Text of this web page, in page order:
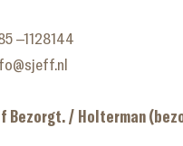
–1128144
Bezorgt. / Holterman